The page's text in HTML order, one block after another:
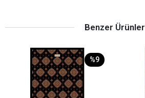
Benzer Ürünler
%9